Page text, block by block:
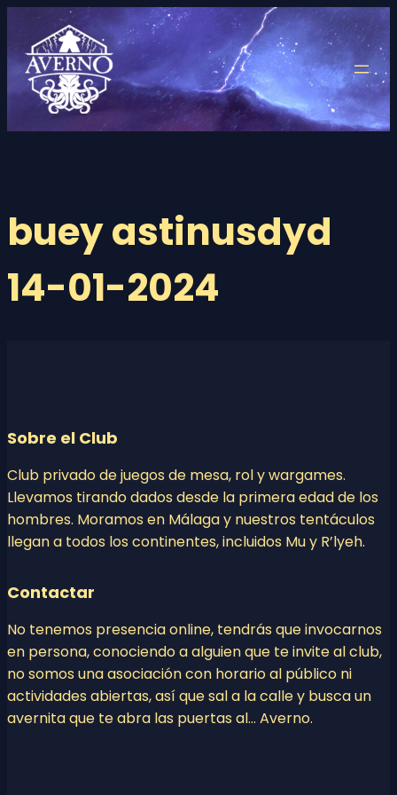
contenido
buey astinusdyd
14-01-2024
Sobre el Club
Club privado de juegos de mesa, rol y wargames.
Llevamos tirando dados desde la primera edad de los
hombres. Moramos en Málaga y nuestros tentáculos
llegan a todos los continentes, incluidos Mu y R’lyeh.
Contactar
No tenemos presencia online, tendrás que invocarnos
en persona, conociendo a alguien que te invite al club,
no somos una asociación con horario al público ni
actividades abiertas, así que sal a la calle y busca un
avernita que te abra las puertas al… Averno.